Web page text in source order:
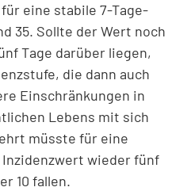
eine stabile 7-Tage-
35. Sollte der Wert noch
Tage darüber liegen,
die dann auch
Einschränkungen in
Lebens mit sich
müsste für eine
Inzidenzwert wieder fünf
10 fallen.